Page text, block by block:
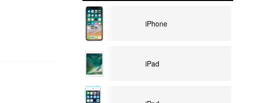
iPhone
iPad